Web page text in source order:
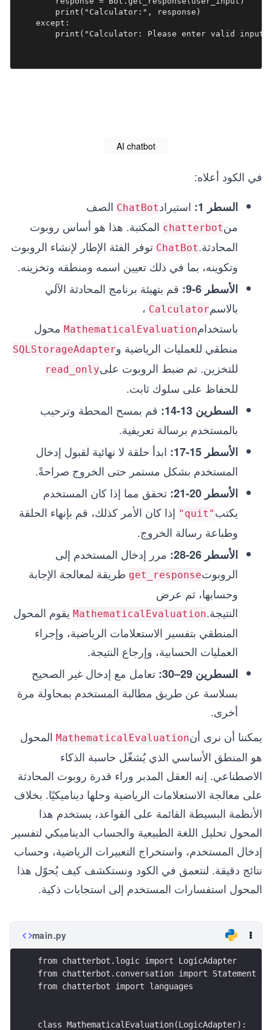
        print("Calculator:", response)
    except:
print("Calculator: Please enter valid
AI chatbot
في الكود أعلاه:
السطر 1:
استيرادChatBot الصف
منchatterbot المكتبة. هذا هو أساس روبوت
المحادثة.ChatBot توفر الفئة الإطار لإنشاء الروبوت
وتكوينه، بما في ذلك تعيين اسمه ومنطقه وتخزينه.
الأسطر 6-9:
قم بتهيئة برنامج المحادثة الآلي
بالاسمCalculator ،
باستخدامMathematicalEvaluation محول
منطقي للعمليات الرياضية وSQLStorageAdapter
للتخزين. تم ضبط الروبوت علىread_only
للحفاظ على سلوك ثابت.
السطرين 13-14:
قم بمسح المحطة وترحيب
بالمستخدم برسالة تعريفية.
الأسطر 15-17:
ابدأ حلقة لا نهائية لقبول إدخال
المستخدم بشكل مستمر حتى الخروج صراحةً.
الأسطر 20-21:
تحقق مما إذا كان المستخدم
يكتب "quit" إذا كان الأمر كذلك، قم بإنهاء الحلقة
وطباعة رسالة الخروج.
الأسطر 26-28:
مرر إدخال المستخدم إلى
الروبوتget_response طريقة لمعالجة الإجابة
وحسابها، ثم عرض
النتيجة.MathematicalEvaluation يقوم المحول
المنطقي بتفسير الاستعلامات الرياضية، وإجراء
العمليات الحسابية، وإرجاع النتيجة.
السطرين 29–30:
تعامل مع إدخال غير الصحيح
بسلاسة عن طريق مطالبة المستخدم بمحاولة مرة
أخرى.
يمكننا أن نرى أنMathematicalEvaluation المحول
هو المنطق الأساسي الذي يُشغّل حاسبة الذكاء
الاصطناعي. إنه العقل المدبر وراء قدرة روبوت المحادثة
على معالجة الاستعلامات الرياضية وحلها ديناميكيًا. بخلاف
الأنظمة البسيطة القائمة على القواعد، يستخدم هذا
المحول تحليل اللغة الطبيعية والحساب الديناميكي لتفسير
إدخال المستخدم، واستخراج التعبيرات الرياضية، وحساب
نتائج دقيقة. لنتعمق في الكود ونستكشف كيف يُحوّل هذا
المحول استفسارات المستخدم إلى استجابات ذكية.
main.py
from chatterbot.logic import LogicAdapter
from chatterbot.conversation import Statement
from chatterbot import languages
class MathematicalEvaluation(LogicAdapter):